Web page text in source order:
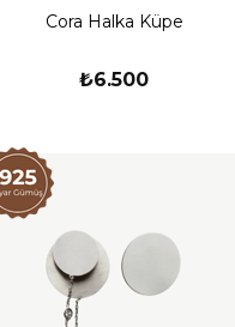
Cora Halka Küpe
₺6.500